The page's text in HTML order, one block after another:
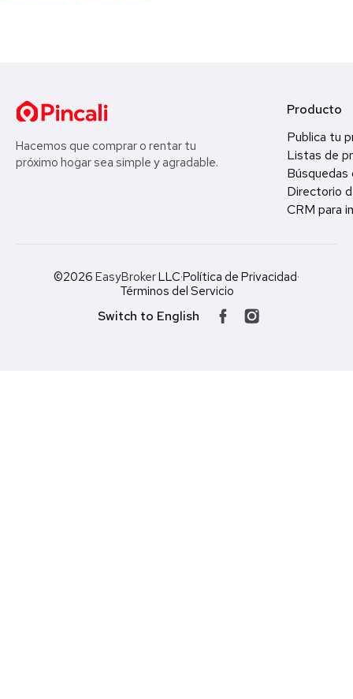
Hacemos que comprar o rentar tu
próximo hogar sea simple y agradable.
Producto
Publica tu
Listas de
Búsquedas
Directorio
CRM para
©2026 EasyBrokerLLC·Política de Privacidad·
Términos del Servicio
Switch to English